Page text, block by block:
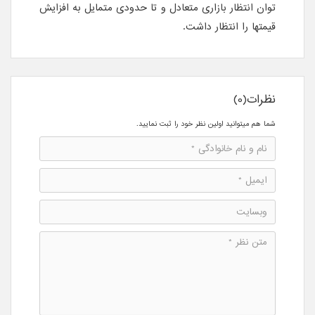
توان انتظار بازاری متعادل و تا حدودی متمایل به افزایش
قیمتها را انتظار داشت.
نظرات(0)
شما هم میتوانید اولین نظر خود را ثبت نمایید.